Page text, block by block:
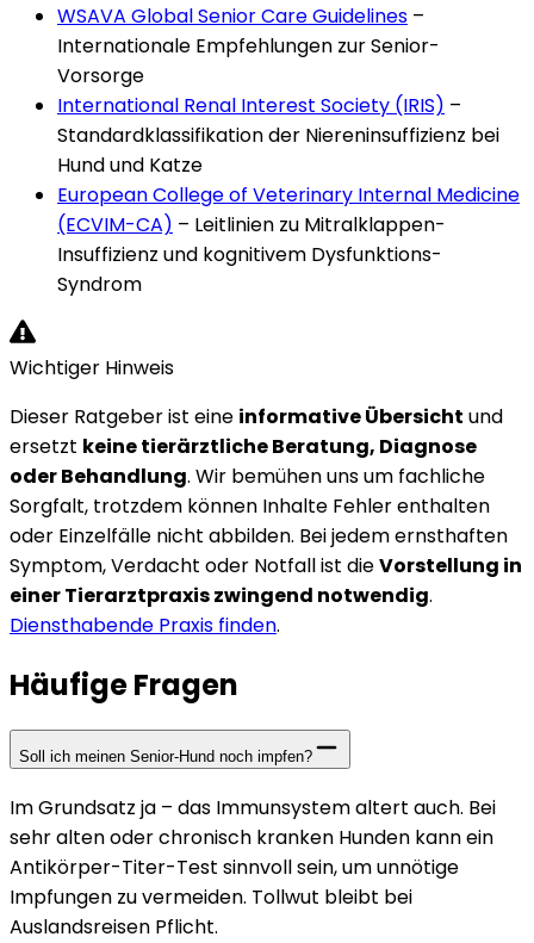
WSAVA Global Senior Care Guidelines –
Internationale Empfehlungen zur Senior-
Vorsorge
International Renal Interest Society (IRIS) –
Standardklassifikation der Niereninsuffizienz bei
Hund und Katze
European College of Veterinary Internal Medicine
(ECVIM-CA) – Leitlinien zu Mitralklappen-
Insuffizienz und kognitivem Dysfunktions-
Syndrom
Wichtiger Hinweis
Dieser Ratgeber ist eine informative Übersicht und
ersetzt keine tierärztliche Beratung, Diagnose
oder Behandlung. Wir bemühen uns um fachliche
Sorgfalt, trotzdem können Inhalte Fehler enthalten
oder Einzelfälle nicht abbilden. Bei jedem ernsthaften
Symptom, Verdacht oder Notfall ist dieVorstellung in
einer Tierarztpraxis zwingend notwendig.
Diensthabende Praxis finden.
Häufige Fragen
Soll ich meinen Senior-Hund noch impfen?
Im Grundsatz ja – das Immunsystem altert auch. Bei
sehr alten oder chronisch kranken Hunden kann ein
Antikörper-Titer-Test sinnvoll sein, um unnötige
Impfungen zu vermeiden. Tollwut bleibt bei
Auslandsreisen Pflicht.